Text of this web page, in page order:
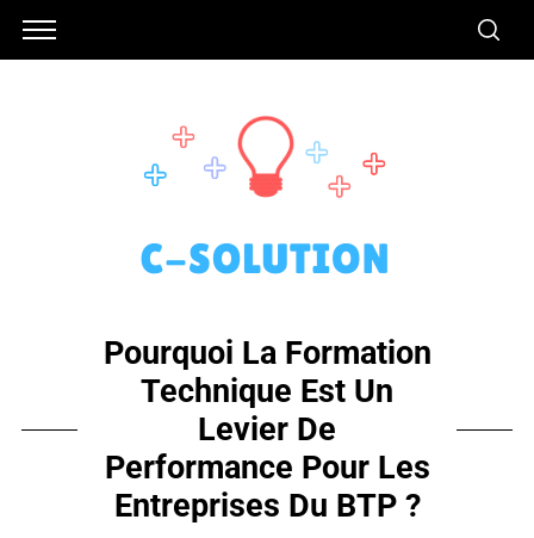
Pourquoi La Formation
Technique Est Un
Levier De
Performance Pour Les
Entreprises Du BTP ?